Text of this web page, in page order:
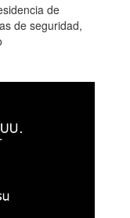
de
de seguridad,